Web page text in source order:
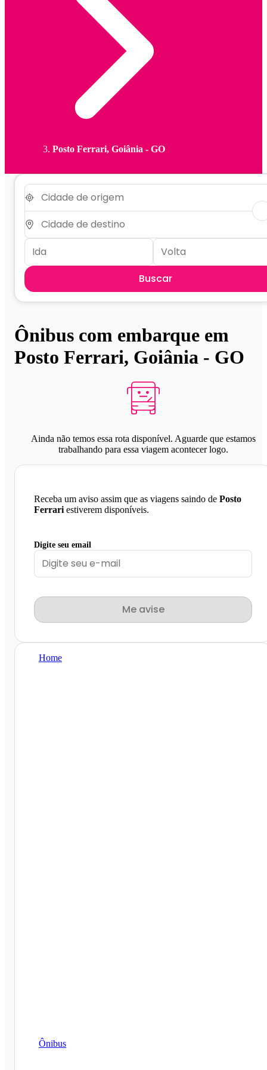
Posto Ferrari, Goiânia - GO
Buscar
Ônibus com embarque em
Posto Ferrari, Goiânia - GO
Ainda não temos essa rota disponível. Aguarde que estamos
trabalhando para essa viagem acontecer logo.
Receba um aviso assim que as viagens saindo de Posto
Ferrari estiverem disponíveis.
Digite seu email
Me avise
Home
Ônibus